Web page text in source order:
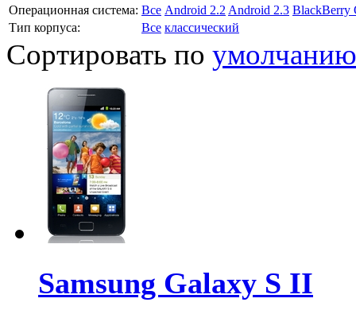
Операционная система: Все Android 2.2 Android 2.3 BlackBerry
Тип корпуса:
Все классический
Сортировать по умолчанию
Samsung Galaxy S II